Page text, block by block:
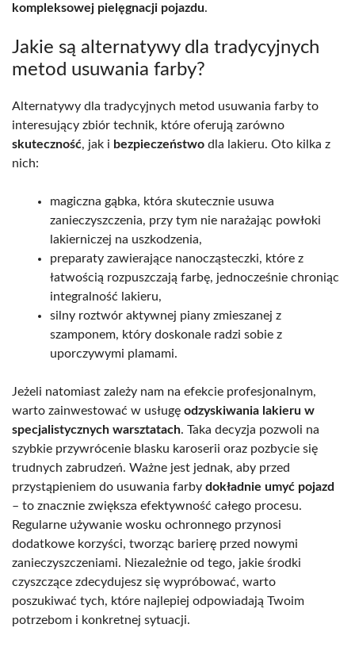
kompleksowej pielęgnacji pojazdu.
Jakie są alternatywy dla tradycyjnych
metod usuwania farby?
Alternatywy dla tradycyjnych metod usuwania farby to
interesujący zbiór technik, które oferują zarówno
skuteczność, jak i bezpieczeństwo dla lakieru. Oto kilka z
nich:
magiczna gąbka, która skutecznie usuwa
zanieczyszczenia, przy tym nie narażając powłoki
lakierniczej na uszkodzenia,
preparaty zawierające nanocząsteczki, które z
łatwością rozpuszczają farbę, jednocześnie chroniąc
integralność lakieru,
silny roztwór aktywnej piany zmieszanej z
szamponem, który doskonale radzi sobie z
uporczywymi plamami.
Jeżeli natomiast zależy nam na efekcie profesjonalnym,
warto zainwestować w usługę odzyskiwania lakieru w
specjalistycznych warsztatach. Taka decyzja pozwoli na
szybkie przywrócenie blasku karoserii oraz pozbycie się
trudnych zabrudzeń. Ważne jest jednak, aby przed
przystąpieniem do usuwania farby dokładnie umyć pojazd
– to znacznie zwiększa efektywność całego procesu.
Regularne używanie wosku ochronnego przynosi
dodatkowe korzyści, tworząc barierę przed nowymi
zanieczyszczeniami. Niezależnie od tego, jakie środki
czyszczące zdecydujesz się wypróbować, warto
poszukiwać tych, które najlepiej odpowiadają Twoim
potrzebom i konkretnej sytuacji.